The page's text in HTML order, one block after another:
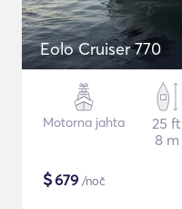
Eolo Cruiser 770
Motorna jahta
25 ft
8 m
$679 /noč